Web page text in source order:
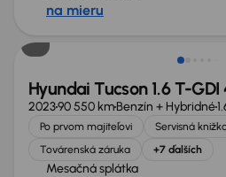
na mieru
Možnosť odpočtu DPH
Hyundai Tucson 1.6 T-
202390 550 kmBenzín + Hybridné
Po prvom majiteľovi Servisná
Továrenská záruka
+7 ďalších
Mesačná splátka